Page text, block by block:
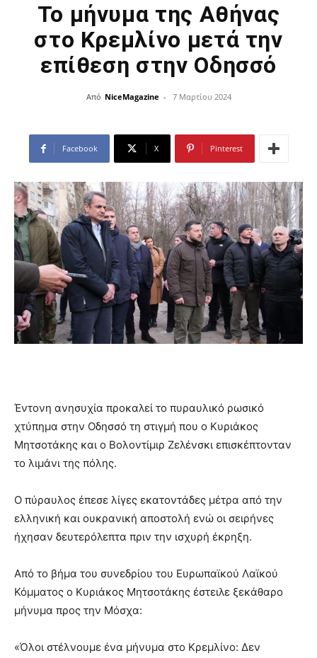
Το μήνυμα της Αθήνας
στο Κρεμλίνο μετά την
επίθεση στην Οδησσό
Από NiceMagazine - 7 Μαρτίου 2024
Facebook X Pinterest
Έντονη ανησυχία προκαλεί το πυραυλικό ρωσικό
χτύπημα στην Οδησσό τη στιγμή που ο Κυριάκος
Μητσοτάκης και ο Βολοντίμιρ Ζελένσκι επισκέπτονταν
το λιμάνι της πόλης.
Ο πύραυλος έπεσε λίγες εκατοντάδες μέτρα από την
ελληνική και ουκρανική αποστολή ενώ οι σειρήνες
ήχησαν δευτερόλεπτα πριν την ισχυρή έκρηξη.
Από το βήμα του συνεδρίου του Ευρωπαϊκού Λαϊκού
Κόμματος ο Κυριάκος Μητσοτάκης έστειλε ξεκάθαρο
μήνυμα προς την Μόσχα:
«Όλοι στέλνουμε ένα μήνυμα στο Κρεμλίνο: Δεν